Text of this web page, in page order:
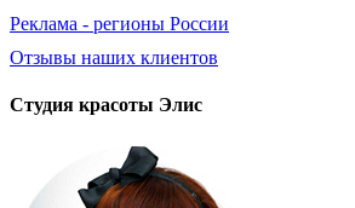
Реклама - регионы России
Отзывы наших клиентов
Студия красоты Элис